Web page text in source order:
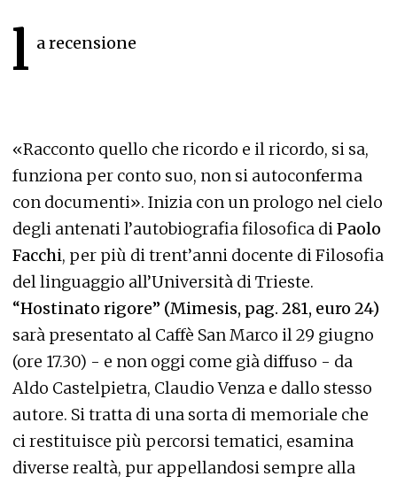
l a recensione
«Racconto quello che ricordo e il ricordo, si sa,
funziona per conto suo, non si autoconferma
con documenti». Inizia con un prologo nel cielo
degli antenati l’autobiografia filosofica diPaolo
Facchi, per più di trent’anni docente di Filosofia
del linguaggio all’Università di Trieste.
“Hostinato rigore” (Mimesis, pag. 281, euro 24)
sarà presentato al Caffè San Marco il 29 giugno
(ore 17.30) - e non oggi come già diffuso - da
Aldo Castelpietra, Claudio Venza e dallo stesso
autore. Si tratta di una sorta di memoriale che
ci restituisce più percorsi tematici, esamina
diverse realtà, pur appellandosi sempre alla